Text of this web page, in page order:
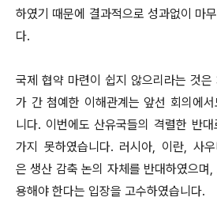
하였기 때문에 결과적으로 성과없이 마
다.
국제 협약 마련이 쉽지 않으리라는 것
가 간 첨예한 이해관계는 앞선 회의에
니다. 이번에도 산유국들의 격렬한 반
가지 못하였습니다. 러시아, 이란, 사
은 생산 감축 논의 자체를 반대하였으며
용해야 한다는 입장을 고수하였습니다.